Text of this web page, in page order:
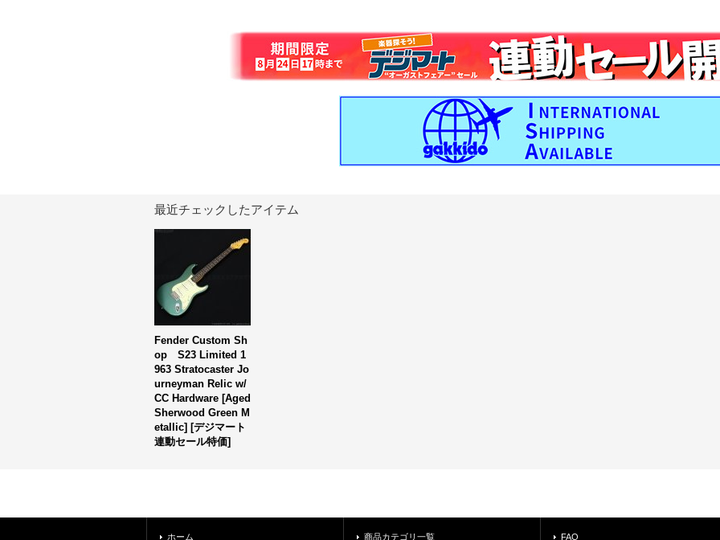
最近チェックしたアイテム
Fender Custom Sh
op S23 Limited 1
963 Stratocaster Jo
urneyman Relic w/
CC Hardware [Aged
Sherwood Green M
etallic] [デジマート
連動セール特価]
ホーム 商品カテゴリ一覧 FAQ